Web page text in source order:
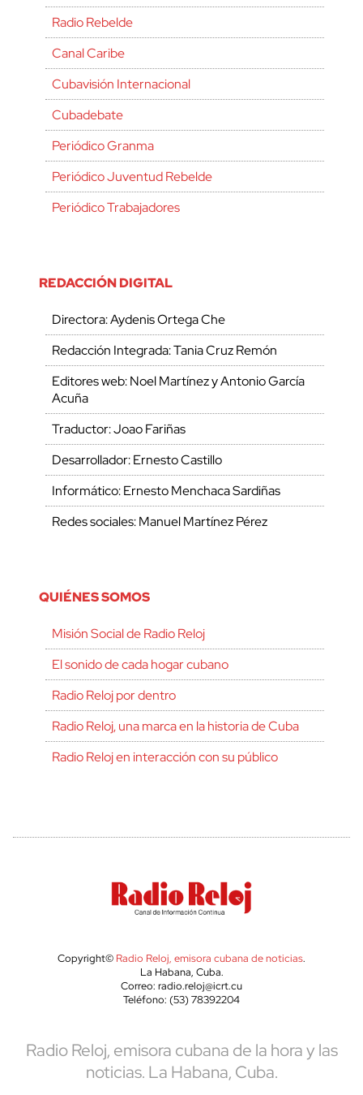
Radio Rebelde
Canal Caribe
Cubavisión Internacional
Cubadebate
Periódico Granma
Periódico Juventud Rebelde
Periódico Trabajadores
REDACCIÓN DIGITAL
Directora: Aydenis Ortega Che
Redacción Integrada: Tania Cruz Remón
Editores web: Noel Martínez y Antonio García
Acuña
Traductor: Joao Fariñas
Desarrollador: Ernesto Castillo
Informático: Ernesto Menchaca Sardiñas
Redes sociales: Manuel Martínez Pérez
QUIÉNES SOMOS
Misión Social de Radio Reloj
El sonido de cada hogar cubano
Radio Reloj por dentro
Radio Reloj, una marca en la historia de Cuba
Radio Reloj en interacción con su público
Copyright© Radio Reloj, emisora cubana de noticias.
La Habana, Cuba.
Correo: radio.reloj@icrt.cu
Teléfono: (53) 78392204
Radio Reloj, emisora cubana de la hora y las
noticias. La Habana, Cuba.